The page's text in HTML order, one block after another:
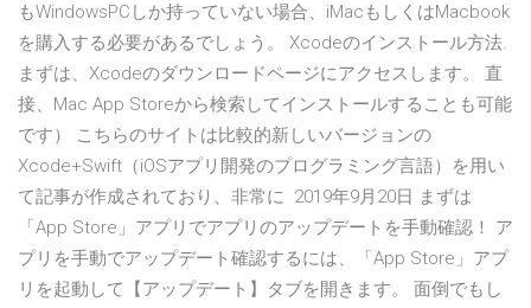
もWindowsPCしか持っていない場合、iMacもしくはMacbook
を購入する必要があるでしょう。 Xcodeのインストール方法.
まずは、Xcodeのダウンロードページにアクセスします。 直
接、Mac App Storeから検索してインストールすることも可能
です） こちらのサイトは比較的新しいバージョンの
Xcode+Swift（iOSアプリ開発のプログラミング言語）を用い
て記事が作成されており、非常に 2019年9月20日 まずは
「App Store」アプリでアプリのアップデートを手動確認！ ア
プリを手動でアップデート確認するには、「App Store」アプ
リを起動して【アップデート】タブを開きます。 面倒でもし